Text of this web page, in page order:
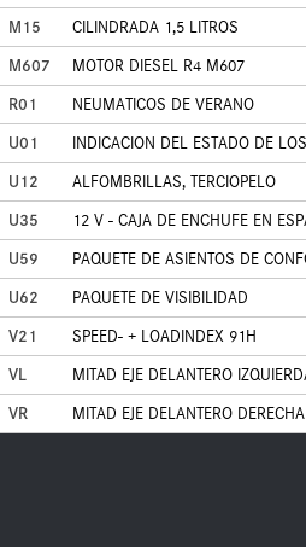
M15
CILINDRADA 1,5 LITROS
M607
MOTOR DIESEL R4 M607
R01
NEUMATICOS DE VERANO
U01
INDICACION DEL ESTADO DE
U12
ALFOMBRILLAS, TERCIOPELO
U35
12 V - CAJA DE ENCHUFE EN
U59
PAQUETE DE ASIENTOS DE
U62
PAQUETE DE VISIBILIDAD
V21
SPEED- + LOADINDEX 91H
VL
MITAD EJE DELANTERO
VR
MITAD EJE DELANTERO DERECHA